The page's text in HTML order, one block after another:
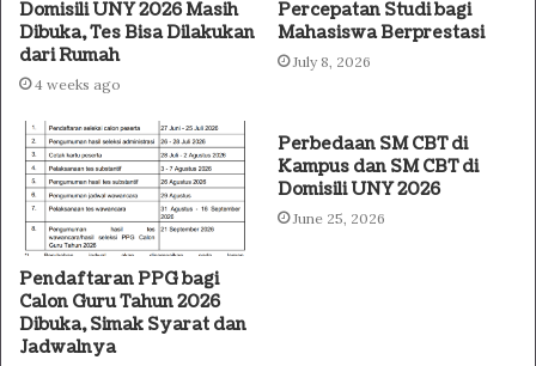
Domisili UNY 2026 Masih
Dibuka, Tes Bisa Dilakukan
dari Rumah
4 weeks ago
Percepatan Studi bagi
Mahasiswa Berprestasi
July 8, 2026
Pendaftaran PPG bagi
Calon Guru Tahun 2026
Dibuka, Simak Syarat dan
Jadwalnya
Perbedaan SM CBT di
Kampus dan SM CBT di
Domisili UNY 2026
June 25, 2026